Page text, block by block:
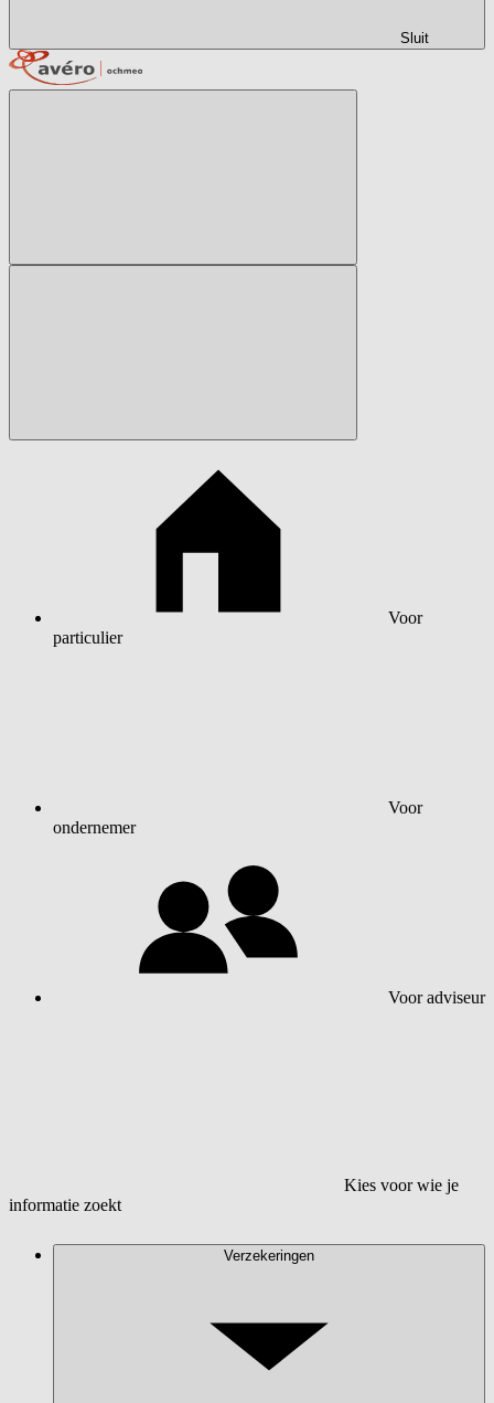
Sluit
Voor
particulier
Voor
ondernemer
Voor adviseur
Kies voor wie je
informatie zoekt
Verzekeringen